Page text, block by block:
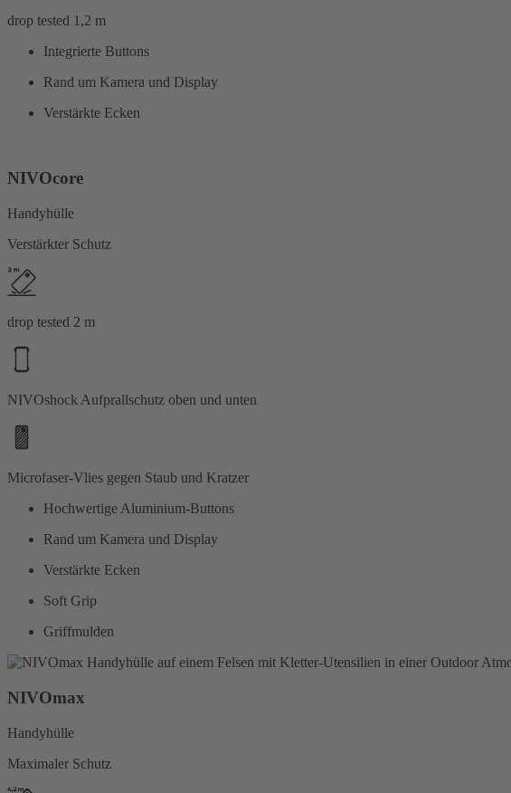
drop tested 1,2 m
Integrierte Buttons
Rand um Kamera und Display
Verstärkte Ecken
NIVOcore
Handyhülle
Verstärkter Schutz
drop tested 2 m
NIVOshock Aufprallschutz oben und unten
Microfaser-Vlies gegen Staub und Kratzer
Hochwertige Aluminium-Buttons
Rand um Kamera und Display
Verstärkte Ecken
Soft Grip
Griffmulden
NIVOmax
Handyhülle
Maximaler Schutz